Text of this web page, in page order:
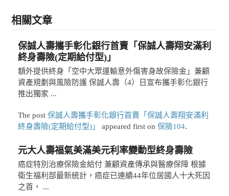
相關文章
保誠人壽攜手彰化銀行首賣「保誠人壽翔安滿利
終身壽險(定期給付型)」
額外提供終身「空中大眾運輸意外傷害身故保險金」兼顧
資產規劃與風險防護 保誠人壽（4）日宣布攜手彰化銀行
推出獨家 ...
The post 保誠人壽攜手彰化銀行首賣「保誠人壽翔安滿利
終身壽險(定期給付型)」
appeared first on 保險104.
元大人壽福氣美滿美元利率變動型終身壽險
癌症特別治療保險金給付 兼顧資產傳承與醫療保障 根據
衛生福利部最新統計，癌症已連續44年位居國人十大死因
之首， ...